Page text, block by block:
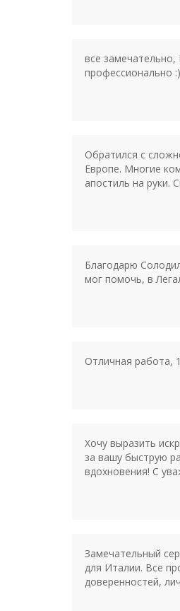
все замечательно,
профессионально :)
Обратился с
Европе. Многие
апостиль на руки.
Благодарю
мог помочь, в
Отличная работа,
Хочу выразить
за вашу быструю
вдохновения! С
Замечательный
для Италии. Все
доверенностей,